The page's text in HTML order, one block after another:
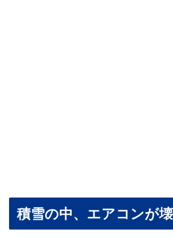
積雪の中、エアコンが